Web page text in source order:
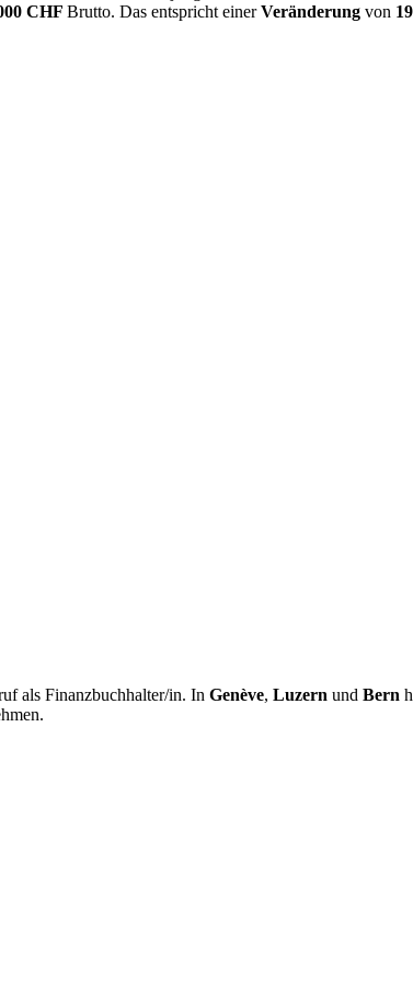
CHF Brutto. Das entspricht einerVeränderung von
als Finanzbuchhalter/in. In Genève, Luzern und Bern